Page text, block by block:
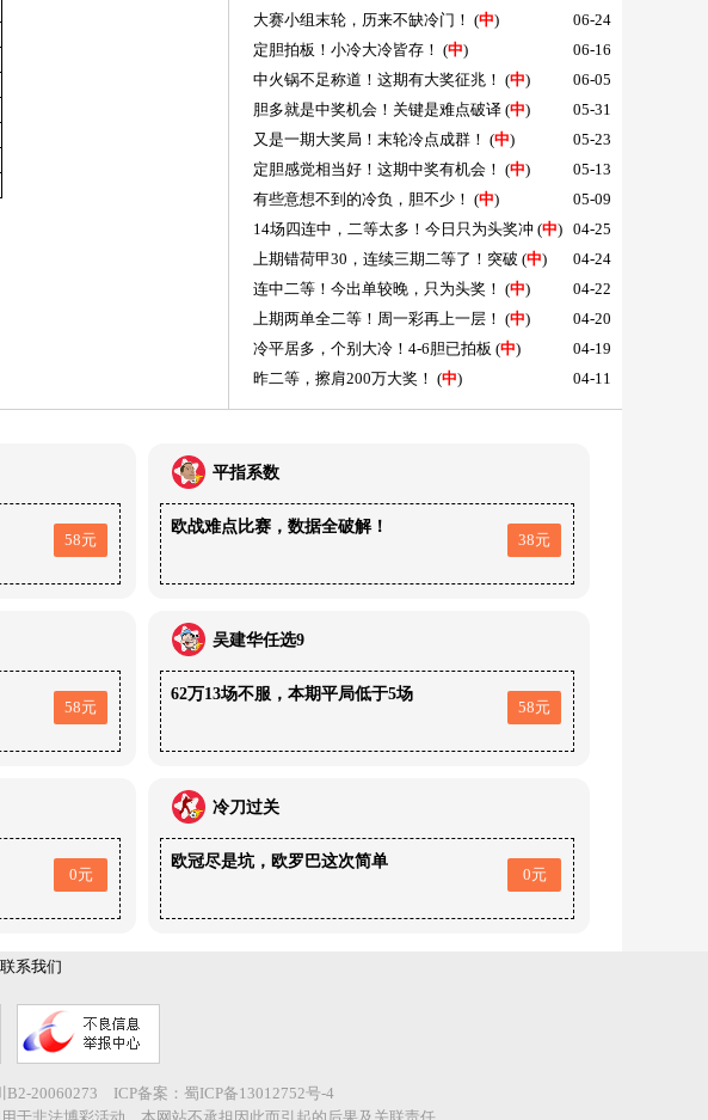
大赛小组末轮，历来不缺冷门！ (中)
06-24
定胆拍板！小冷大冷皆存！ (中)
06-16
中火锅不足称道！这期有大奖征兆！ (中)
06-05
胆多就是中奖机会！关键是难点破译 (中)
05-31
又是一期大奖局！末轮冷点成群！ (中)
05-23
定胆感觉相当好！这期中奖有机会！ (中)
05-13
有些意想不到的冷负，胆不少！ (中)
05-09
14场四连中，二等太多！今日只为头奖冲 (中) 04-25
上期错荷甲30，连续三期二等了！突破 (中)
04-24
连中二等！今出单较晚，只为头奖！ (中)
04-22
上期两单全二等！周一彩再上一层！ (中)
04-20
冷平居多，个别大冷！4-6胆已拍板 (中)
04-19
昨二等，擦肩200万大奖！ (中) 04-11
58元
平指系数
欧战难点比赛，数据全破解！
38元
58元
吴建华任选9
62万13场不服，本期平局低于5场
58元
0元
冷刀过关
欧冠尽是坑，欧罗巴这次简单
0元
联系我们
B2-20060273 ICP备案： 蜀ICP备13012752号-4